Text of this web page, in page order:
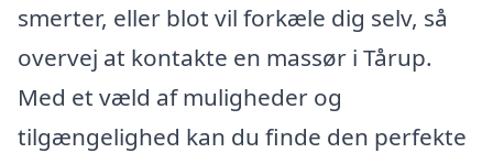
smerter, eller blot vil forkæle dig selv, så
overvej at kontakte en massør i Tårup.
Med et væld af muligheder og
tilgængelighed kan du finde den perfekte